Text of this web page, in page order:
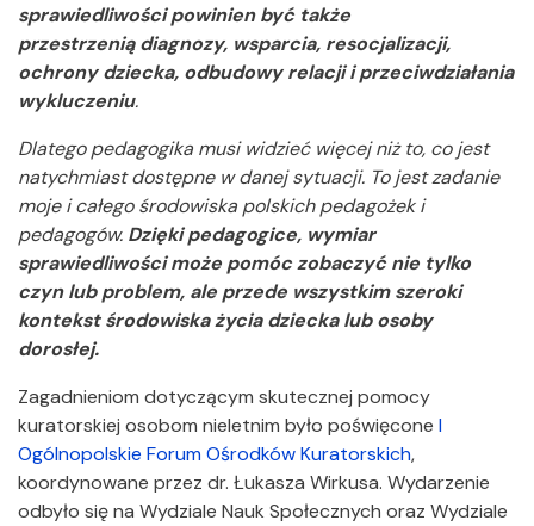
sprawiedliwości powinien być także
przestrzenią diagnozy, wsparcia, resocjalizacji,
ochrony dziecka, odbudowy relacji i przeciwdziałania
wykluczeniu.
Dlatego pedagogika musi widzieć więcej niż to, co jest
natychmiast dostępne w danej sytuacji. To jest zadanie
moje i całego środowiska polskich pedagożek i
pedagogów. Dzięki pedagogice, wymiar
sprawiedliwości może pomóc zobaczyć nie tylko
czyn lub problem, ale przede wszystkim szeroki
kontekst środowiska życia dziecka lub osoby
dorosłej.
Zagadnieniom dotyczącym skutecznej pomocy
kuratorskiej osobom nieletnim było poświęcone I
Ogólnopolskie Forum Ośrodków Kuratorskich,
koordynowane przez dr. Łukasza Wirkusa. Wydarzenie
odbyło się na Wydziale Nauk Społecznych oraz Wydziale